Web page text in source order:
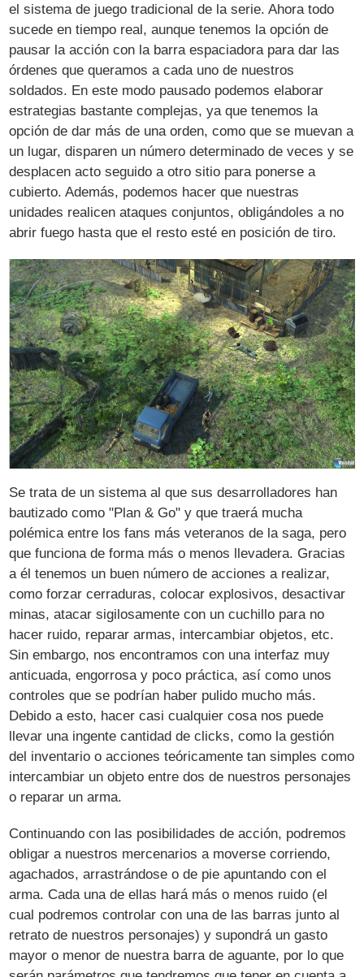
el sistema de juego tradicional de la serie. Ahora todo
sucede en tiempo real, aunque tenemos la opción de
pausar la acción con la barra espaciadora para dar las
órdenes que queramos a cada uno de nuestros
soldados. En este modo pausado podemos elaborar
estrategias bastante complejas, ya que tenemos la
opción de dar más de una orden, como que se muevan a
un lugar, disparen un número determinado de veces y se
desplacen acto seguido a otro sitio para ponerse a
cubierto. Además, podemos hacer que nuestras
unidades realicen ataques conjuntos, obligándoles a no
abrir fuego hasta que el resto esté en posición de tiro.
Se trata de un sistema al que sus desarrolladores han
bautizado como "Plan & Go" y que traerá mucha
polémica entre los fans más veteranos de la saga, pero
que funciona de forma más o menos llevadera. Gracias
a él tenemos un buen número de acciones a realizar,
como forzar cerraduras, colocar explosivos, desactivar
minas, atacar sigilosamente con un cuchillo para no
hacer ruido, reparar armas, intercambiar objetos, etc.
Sin embargo, nos encontramos con una interfaz muy
anticuada, engorrosa y poco práctica, así como unos
controles que se podrían haber pulido mucho más.
Debido a esto, hacer casi cualquier cosa nos puede
llevar una ingente cantidad de clicks, como la gestión
del inventario o acciones teóricamente tan simples como
intercambiar un objeto entre dos de nuestros personajes
o reparar un arma.
Continuando con las posibilidades de acción, podremos
obligar a nuestros mercenarios a moverse corriendo,
agachados, arrastrándose o de pie apuntando con el
arma. Cada una de ellas hará más o menos ruido (el
cual podremos controlar con una de las barras junto al
retrato de nuestros personajes) y supondrá un gasto
mayor o menor de nuestra barra de aguante, por lo que